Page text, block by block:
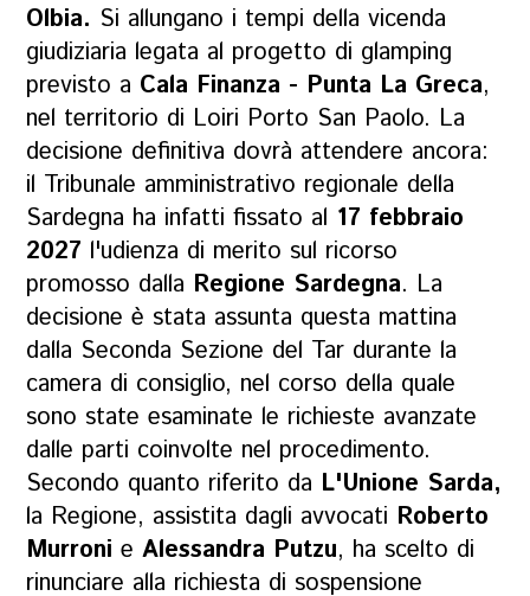
Olbia. Si allungano i tempi della vicenda
giudiziaria legata al progetto di glamping
previsto a Cala Finanza - Punta La Greca,
nel territorio di Loiri Porto San Paolo. La
decisione definitiva dovrà attendere ancora:
il Tribunale amministrativo regionale della
Sardegna ha infatti fissato al 17 febbraio
2027 l'udienza di merito sul ricorso
promosso dalla Regione Sardegna. La
decisione è stata assunta questa mattina
dalla Seconda Sezione del Tar durante la
camera di consiglio, nel corso della quale
sono state esaminate le richieste avanzate
dalle parti coinvolte nel procedimento.
Secondo quanto riferito da L'Unione Sarda,
la Regione, assistita dagli avvocati Roberto
Murroni eAlessandra Putzu, ha scelto di
rinunciare alla richiesta di sospensione